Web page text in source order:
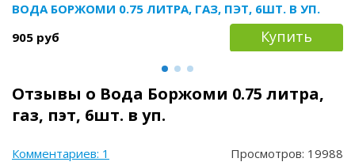
ВОДА БОРЖОМИ 0.75 ЛИТРА, ГАЗ, ПЭТ, 6ШТ. В УП.
905 руб
Купить
Отзывы о Вода Боржоми 0.75 литра,
газ, пэт, 6шт. в уп.
Комментариев: 1
Просмотров: 19988